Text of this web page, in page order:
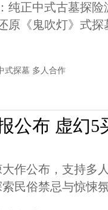
纯正中式古墓探
原《鬼吹灯》式
式探墓 多人合作
公布 虚幻
大作公布，支持多
民俗禁忌与惊悚